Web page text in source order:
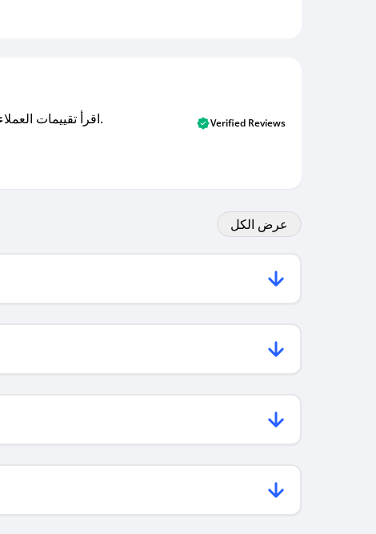
اقرأ تقييمات العملاء الأصلية والتقييمات من المشترين المتحققين. اكتشف ما يعتقده المستخدمون الحقيقيون حول خدمتنا وتعلم من تجاربهم. Verified Reviews
عرض الكل